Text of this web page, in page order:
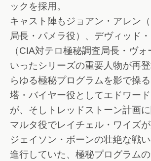
ックを採用。
キャスト陣もジョアン・アレン
局長・パメラ役）、デヴィッド
（CIA対テロ極秘調査局長・ヴォ
いったシリーズの重要人物が再
らゆる極秘プログラムを影で操
塔・バイヤー役としてエドワー
が、そしトレッドストーン計画
マルタ役でレイチェル・ワイズが
ジェイソン・ボーンの壮絶な戦
進行していた、極秘プログラム